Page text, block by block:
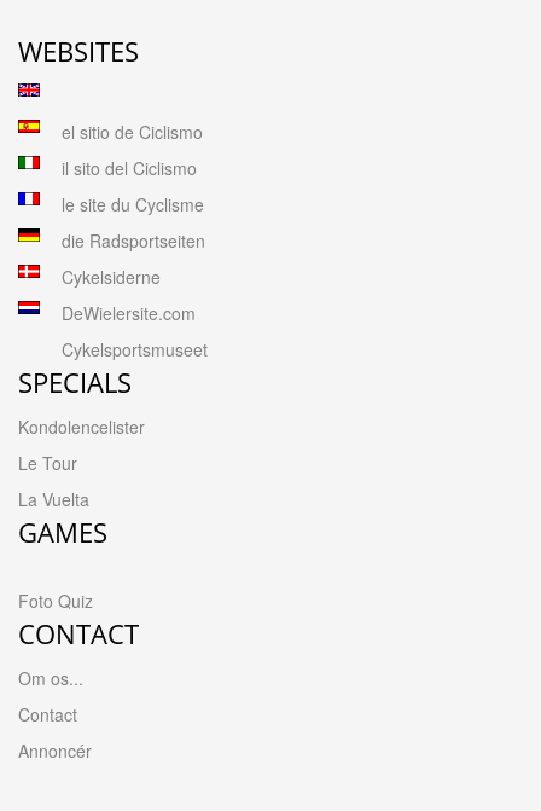
WEBSITES
el sitio de Ciclismo
il sito del Ciclismo
le site du Cyclisme
die Radsportseiten
Cykelsiderne
DeWielersite.com
Cykelsportsmuseet
SPECIALS
Kondolencelister
Le Tour
La Vuelta
GAMES
Foto Quiz
CONTACT
Om os...
Contact
Annoncér